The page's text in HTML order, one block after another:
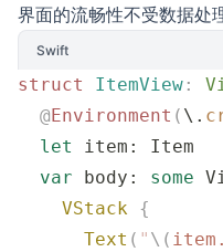
界面的流畅性不受数据处
Swift
struct ItemView :
  @
Environment ( \.
  let
item: Item
  var
body: some
    VStack
{
      Text
( " \( item.